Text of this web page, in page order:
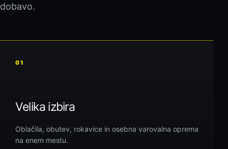
dobavo.
01
Velika izbira
Oblačila, obutev, rokavice in osebna varovalna oprema
na enem mestu.